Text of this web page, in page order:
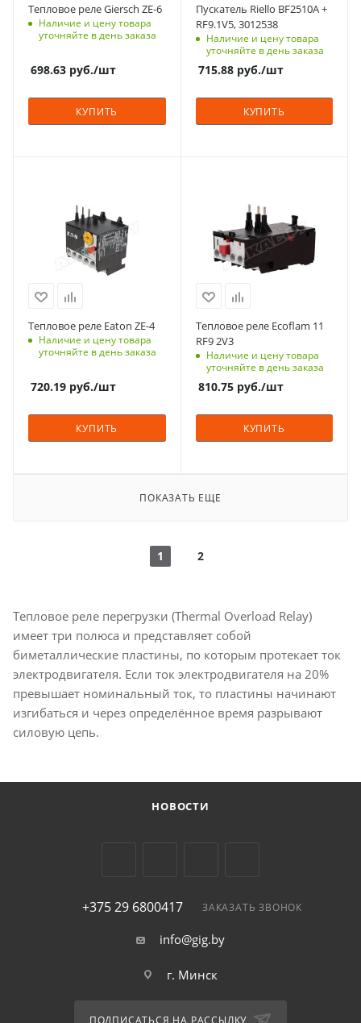
Тепловое реле Giersch ZE-6
Наличие и цену товара
уточняйте в день заказа
698.63 руб./шт
КУПИТЬ
Пускатель Riello BF2510A +
RF9.1V5, 3012538
Наличие и цену товара
уточняйте в день заказа
715.88руб./шт
КУПИТЬ
Тепловое реле Eaton ZE-4
Наличие и цену товара
уточняйте в день заказа
720.19 руб./шт
КУПИТЬ
Тепловое реле Ecoflam 11
RF9 2V3
Наличие и цену товара
уточняйте в день заказа
810.75руб./шт
КУПИТЬ
ПОКАЗАТЬ ЕЩЕ
1 2
Тепловое реле перегрузки (Thermal Overload Relay)
имеет три полюса и представляет собой
биметаллические пластины, по которым протекает ток
электродвигателя. Если ток электродвигателя на 20%
превышает номинальный ток, то пластины начинают
изгибаться и через определённое время разрывают
силовую цепь.
НОВОСТИ
+375 29 6800417 ЗАКАЗАТЬ ЗВОНОК
info@gig.by
г. Минск